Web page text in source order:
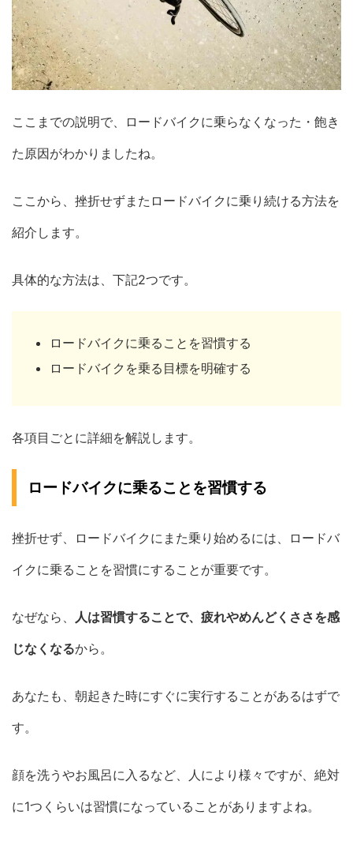
ここまでの説明で、ロードバイクに乗らなくなった・飽き
た原因がわかりましたね。
ここから、挫折せずまたロードバイクに乗り続ける方法を
紹介します。
具体的な方法は、下記2つです。
ロードバイクに乗ることを習慣する
ロードバイクを乗る目標を明確する
各項目ごとに詳細を解説します。
ロードバイクに乗ることを習慣する
挫折せず、ロードバイクにまた乗り始めるには、ロードバ
イクに乗ることを習慣にすることが重要です。
なぜなら、 人は習慣することで、疲れやめんどくささを感
じなくなるから。
あなたも、朝起きた時にすぐに実行することがあるはずで
す。
顔を洗うやお風呂に入るなど、人により様々ですが、絶対
に1つくらいは習慣になっていることがありますよね。